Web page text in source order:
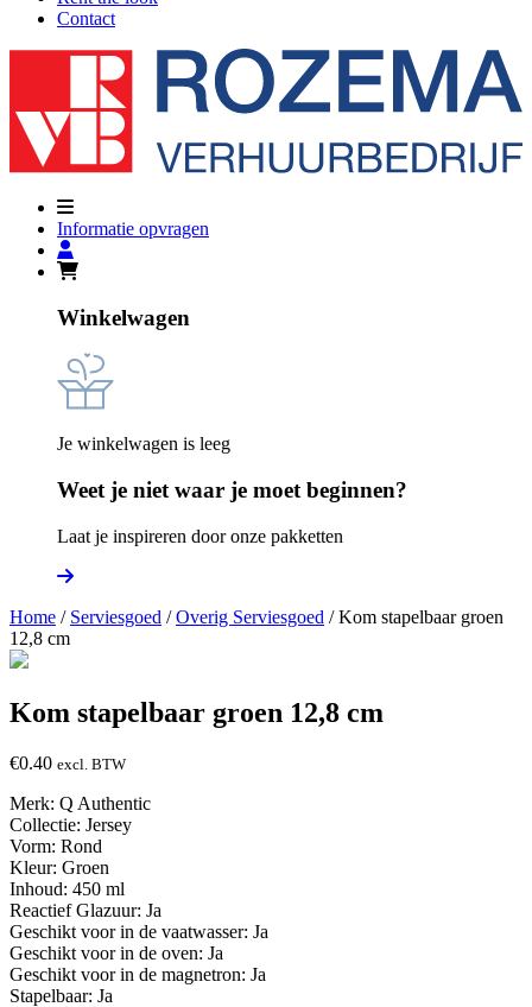
Contact
Informatie opvragen
Winkelwagen
Je winkelwagen is leeg
Weet je niet waar je moet beginnen?
Laat je inspireren door onze pakketten
Home / Serviesgoed /Overig Serviesgoed / Kom stapelbaar groen
12,8 cm
Kom stapelbaar groen 12,8 cm
€0.40 excl. BTW
Merk: Q Authentic
Collectie: Jersey
Vorm: Rond
Kleur: Groen
Inhoud: 450 ml
Reactief Glazuur: Ja
Geschikt voor in de vaatwasser: Ja
Geschikt voor in de oven: Ja
Geschikt voor in de magnetron: Ja
Stapelbaar: Ja